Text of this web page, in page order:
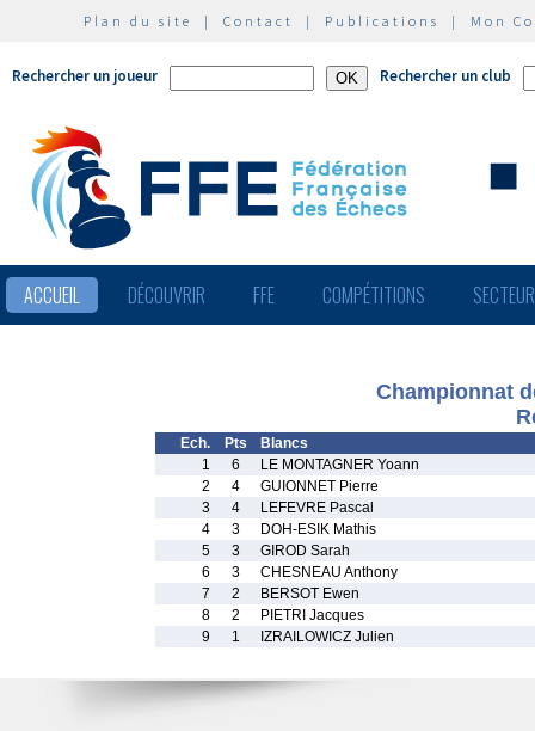
Plan du site | Contact | Publications | Mon
Rechercher un joueur Rechercher un club
ACCUEIL DÉCOUVRIR FFE COMPÉTITIONS
Championnat
Ech. Pts
Blancs
1
6
LE MONTAGNER Yoann
2
4
GUIONNET Pierre
3
4
LEFEVRE Pascal
4
3
DOH-ESIK Mathis
5
3
GIROD Sarah
6
3
CHESNEAU Anthony
7
2
BERSOT Ewen
8
2
PIETRI Jacques
9
1 IZRAILOWICZ Julien